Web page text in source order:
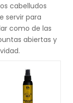
cabelludos
servir para
como de las
abiertas y